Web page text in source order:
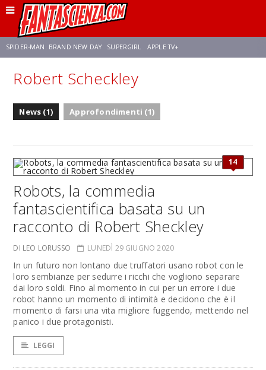
SPIDER-MAN: BRAND NEW DAY SUPERGIRL APPLE TV+
FRANCO RICCIARDIELLO ZENDAYA STAR TREK
Robert Scheckley
News (1) Approfondimenti (1)
14
Robots, la commedia
fantascientifica basata su un
racconto di Robert Sheckley
DI LEO LORUSSO LUNEDÌ 29 GIUGNO 2020
In un futuro non lontano due truffatori usano robot con le
loro sembianze per sedurre i ricchi che vogliono separare
dai loro soldi. Fino al momento in cui per un errore i due
robot hanno un momento di intimità e decidono che è il
momento di farsi una vita migliore fuggendo, mettendo nel
panico i due protagonisti.
LEGGI